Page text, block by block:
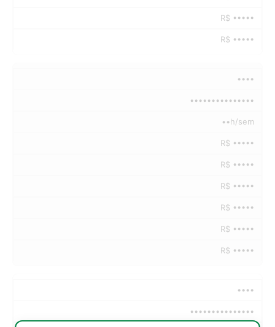
R$ •••••
R$ •••••
••••
•••••••••••••••
••h/sem
R$ •••••
R$ •••••
R$ •••••
R$ •••••
R$ •••••
R$ •••••
••••
•••••••••••••••